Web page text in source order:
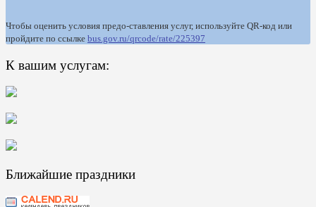
Чтобы оценить условия предо-ставления услуг, используйте QR-код или
пройдите по ссылке bus.gov.ru/qrcode/rate/225397
К вашим услугам:
Ближайшие праздники